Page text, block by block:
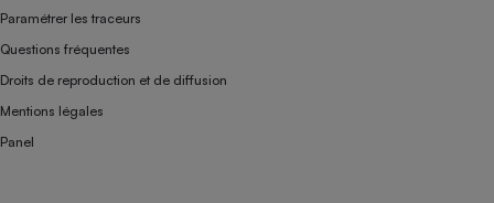
Paramétrer les traceurs
Questions fréquentes
Droits de reproduction et de diffusion
Mentions légales
Panel